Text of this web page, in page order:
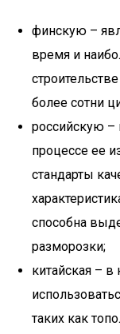
финскую –
время и
более сотни
российскую –
процессе ее
стандарты
способна
разморозки;
китайская –
таких как